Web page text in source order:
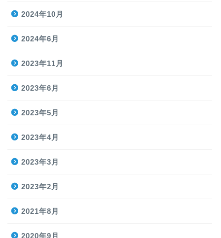
2024年10月
2024年6月
2023年11月
2023年6月
2023年5月
2023年4月
2023年3月
2023年2月
2021年8月
2020年9月